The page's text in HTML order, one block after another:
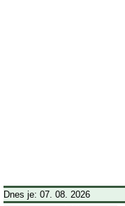
Dnes je: 07. 08. 2026